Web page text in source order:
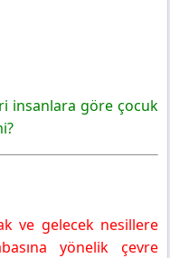
insanlara göre çocuk
ve gelecek nesillere
yönelik çevre